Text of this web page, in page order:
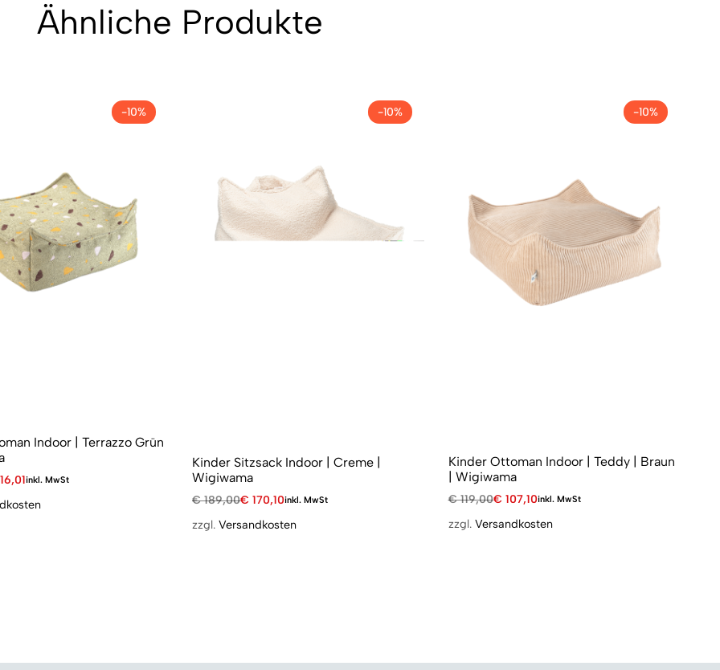
Ähnliche Produkte
-10%
Indoor | Terrazzo Grün
inkl. MwSt
-10%
Kinder Sitzsack Indoor | Creme |
Wigiwama
€189,00€ 170,10inkl. MwSt
zzgl. Versandkosten
-10%
Kinder Ottoman Indoor | Teddy | Braun
| Wigiwama
€119,00€ 107,10inkl. MwSt
zzgl. Versandkosten